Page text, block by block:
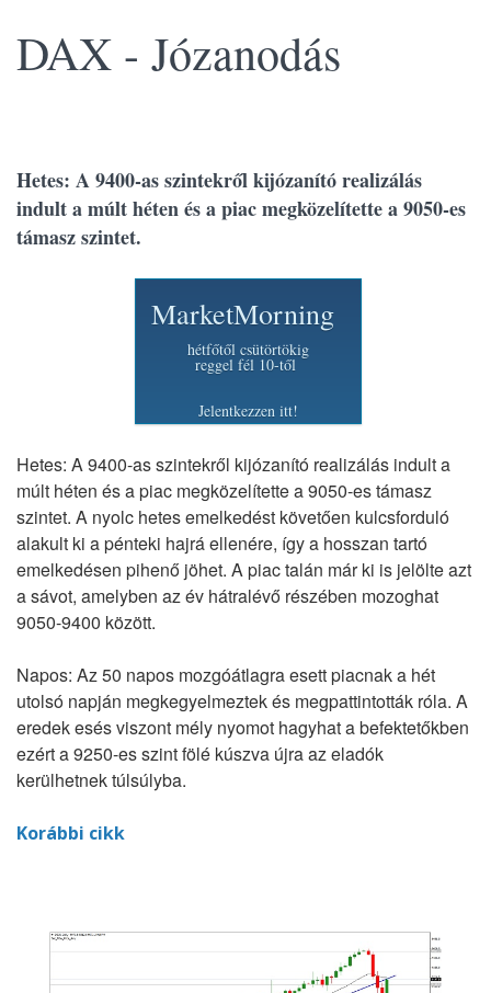
DAX - Józanodás
Hetes: A 9400-as szintekről kijózanító realizálás
indult a múlt héten és a piac megközelítette a 9050-es
támasz szintet.
MarketMorning
hétfőtől csütörtökig
reggel fél 10-től
Jelentkezzen itt!
Hetes: A 9400-as szintekről kijózanító realizálás indult a
múlt héten és a piac megközelítette a 9050-es támasz
szintet. A nyolc hetes emelkedést követően kulcsforduló
alakult ki a pénteki hajrá ellenére, így a hosszan tartó
emelkedésen pihenő jöhet. A piac talán már ki is jelölte azt
a sávot, amelyben az év hátralévő részében mozoghat
9050-9400 között.
Napos: Az 50 napos mozgóátlagra esett piacnak a hét
utolsó napján megkegyelmeztek és megpattintották róla. A
eredek esés viszont mély nyomot hagyhat a befektetőkben
ezért a 9250-es szint fölé kúszva újra az eladók
kerülhetnek túlsúlyba.
Korábbi cikk